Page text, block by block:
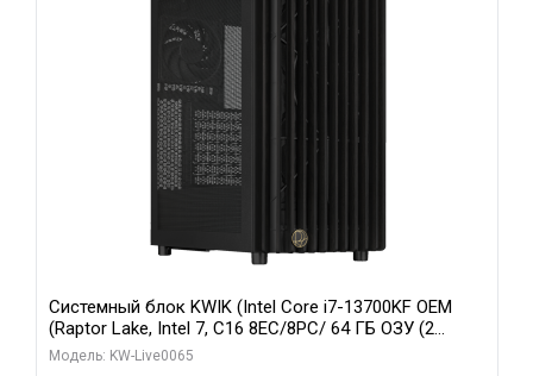
Системный блок KWIK (Intel Core i7-13700KF OEM
(Raptor Lake, Intel 7, C16 8EC/8PC/ 64 ГБ ОЗУ (2
модуля)/ ASUS RTX5080 PROART OC 16GB GDDR7
Модель: KW-Live0065